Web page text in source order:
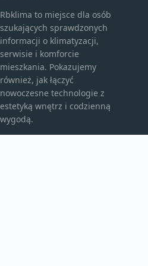
Rbklima to miejsce dla osób
szukających sprawdzonych
informacji o klimatyzacji,
serwisie i komforcie
mieszkania. Pokazujemy
również, jak łączyć
nowoczesne technologie z
estetyką wnętrz i codzienną
wygodą.